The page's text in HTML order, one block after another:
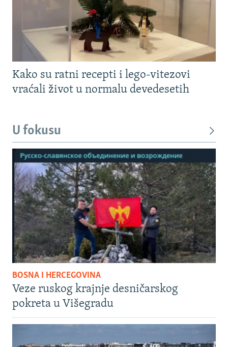
Kako su ratni recepti i lego-vitezovi
vraćali život u normalu devedesetih
U fokusu
BOSNA I HERCEGOVINA
Veze ruskog krajnje desničarskog
pokreta u Višegradu